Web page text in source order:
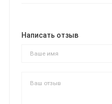
Написать отзыв